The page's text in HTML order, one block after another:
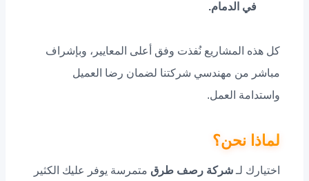
في الدمام.
كل هذه المشاريع نُفذت وفق أعلى المعايير، وبإشراف
مباشر من مهندسي شركتنا لضمان رضا العميل
واستدامة العمل.
لماذا نحن؟
اختيارك لـ شركة رصف طرق متمرسة يوفر عليك الكثير